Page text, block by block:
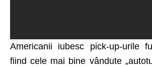
Americanii iubesc pick-up-urile
fiind cele mai bine vândute